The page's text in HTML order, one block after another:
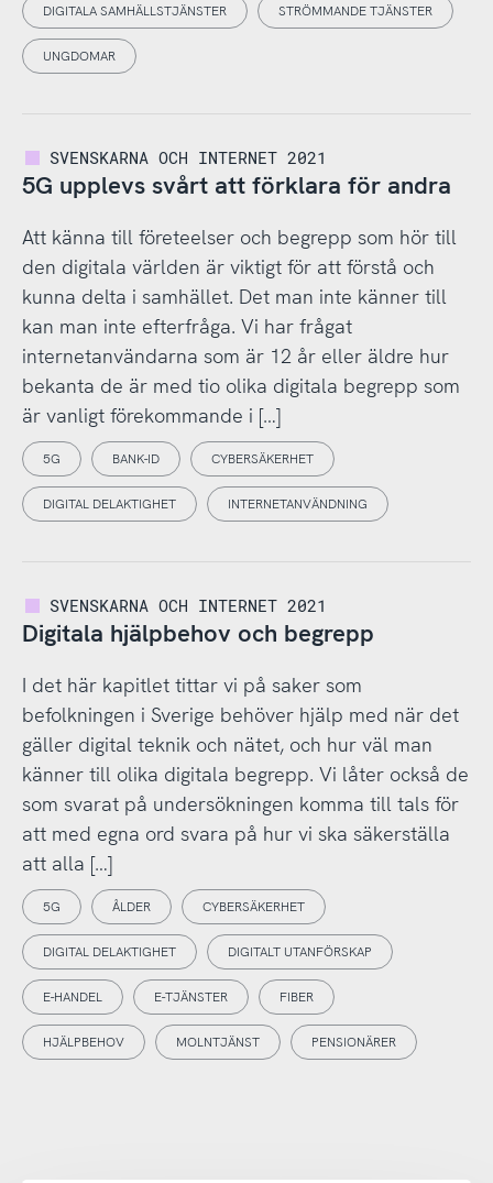
DIGITALA SAMHÄLLSTJÄNSTER STRÖMMANDE TJÄNSTER
UNGDOMAR
SVENSKARNA OCH INTERNET 2021
5G upplevs svårt att förklara för andra
Att känna till företeelser och begrepp som hör till
den digitala världen är viktigt för att förstå och
kunna delta i samhället. Det man inte känner till
kan man inte efterfråga. Vi har frågat
internetanvändarna som är 12 år eller äldre hur
bekanta de är med tio olika digitala begrepp som
är vanligt förekommande i […]
5G BANK-ID CYBERSÄKERHET
DIGITAL DELAKTIGHET INTERNETANVÄNDNING
SVENSKARNA OCH INTERNET 2021
Digitala hjälpbehov och begrepp
I det här kapitlet tittar vi på saker som
befolkningen i Sverige behöver hjälp med när det
gäller digital teknik och nätet, och hur väl man
känner till olika digitala begrepp. Vi låter också de
som svarat på undersökningen komma till tals för
att med egna ord svara på hur vi ska säkerställa
att alla […]
5G ÅLDER CYBERSÄKERHET
DIGITAL DELAKTIGHET DIGITALT UTANFÖRSKAP
E-HANDEL E-TJÄNSTER FIBER
HJÄLPBEHOV MOLNTJÄNST PENSIONÄRER